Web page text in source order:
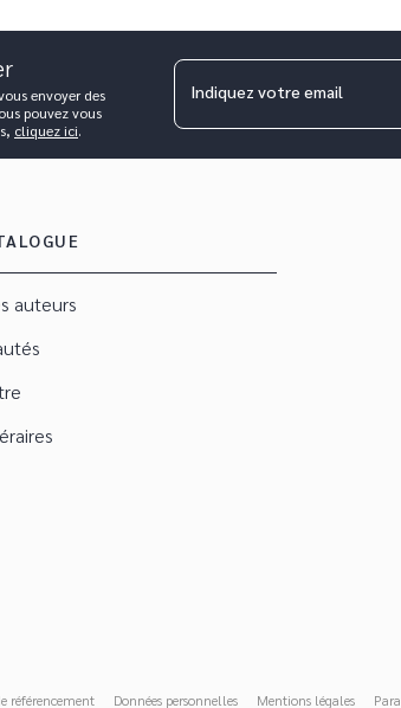
envoyer des
pouvez vous
cliquez ici.
Indiquez votre email
auteurs
référencement Données personnelles Mentions légales